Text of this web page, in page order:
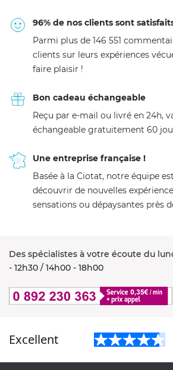
96% de nos clients sont
Parmi plus de 146 551
clients sur leurs expériences
faire plaisir !
Bon cadeau échangeable
Reçu par e-mail ou livré en 24h,
échangeable gratuitement 60
Une entreprise française !
Basée à la Ciotat, notre équipe
découvrir de nouvelles
sensations ou dépaysantes près
Des spécialistes à votre écoute du
- 12h30 / 14h00 - 18h00
Excellent